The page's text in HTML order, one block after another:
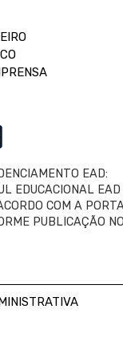
EAD:
EDUCACIONAL EAD
COM A
PUBLICAÇÃO NO